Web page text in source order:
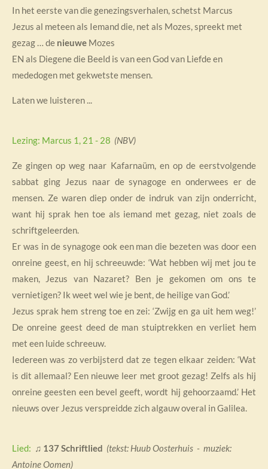
In het eerste van die genezingsverhalen, schetst Marcus
Jezus al meteen als Iemand die, net als Mozes, spreekt met
gezag … de nieuwe Mozes
EN als Diegene die Beeld is van een God van Liefde en
mededogen met gekwetste mensen.
Laten we luisteren ...
Lezing: Marcus 1, 21 - 28 (NBV)
Ze gingen op weg naar Kafarnaüm, en op de eerstvolgende
sabbat ging Jezus naar de synagoge en onderwees er de
mensen. Ze waren diep onder de indruk van zijn onderricht,
want hij sprak hen toe als iemand met gezag, niet zoals de
schriftgeleerden.
Er was in de synagoge ook een man die bezeten was door een
onreine geest, en hij schreeuwde: ‘Wat hebben wij met jou te
maken, Jezus van Nazaret? Ben je gekomen om ons te
vernietigen? Ik weet wel wie je bent, de heilige van God.’
Jezus sprak hem streng toe en zei: ‘Zwijg en ga uit hem weg!’
De onreine geest deed de man stuiptrekken en verliet hem
met een luide schreeuw.
Iedereen was zo verbijsterd dat ze tegen elkaar zeiden: ‘Wat
is dit allemaal? Een nieuwe leer met groot gezag! Zelfs als hij
onreine geesten een bevel geeft, wordt hij gehoorzaamd.’ Het
nieuws over Jezus verspreidde zich algauw overal in Galilea.
Lied: ♫ 137 Schriftlied (tekst: Huub Oosterhuis - muziek:
Antoine Oomen)